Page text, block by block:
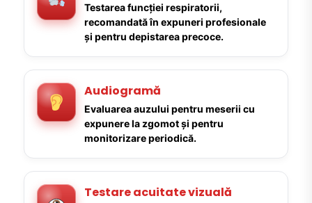
Testarea funcției respiratorii,
recomandată în expuneri profesionale
și pentru depistarea precoce.
Audiogramă
Evaluarea auzului pentru meserii cu
expunere la zgomot și pentru
monitorizare periodică.
Testare acuitate vizuală